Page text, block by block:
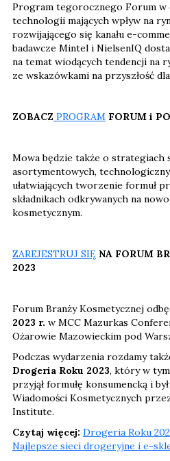
Program tegorocznego Forum w
technologii mających wpływ na
rozwijającego się kanału e-
badawcze Mintel i NielsenIQ
na temat wiodących tendencji na
ze wskazówkami na przyszłość
ZOBACZ PROGRAM FORUM i
Mowa będzie także o strategiach
asortymentowych,
ułatwiających tworzenie formuł
składnikach odkrywanych na
kosmetycznym.
ZAREJESTRUJ SIĘ NA FORUM
2023
Forum Branży Kosmetycznej
2023 r. w MCC Mazurkas
Ożarowie Mazowieckim pod
Podczas wydarzenia rozdamy
Drogeria Roku 2023, który w
przyjął formułę konsumencką i
Wiadomości Kosmetycznych
Institute.
Czytaj więcej: Drogeria Roku
Najlepsze sieci drogeryjne i e-